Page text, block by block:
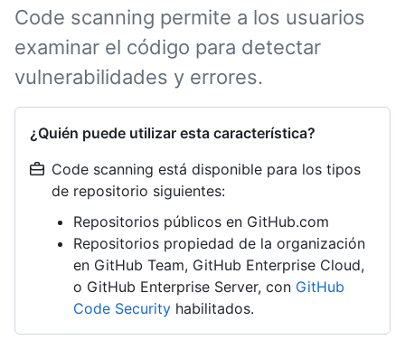
Code scanning permite a los usuarios
examinar el código para detectar
vulnerabilidades y errores.
¿Quién puede utilizar esta característica?
Code scanning está disponible para los tipos
de repositorio siguientes:
Repositorios públicos en GitHub.com
Repositorios propiedad de la organización
en GitHub Team, GitHub Enterprise Cloud,
o GitHub Enterprise Server, con GitHub
Code Security habilitados.